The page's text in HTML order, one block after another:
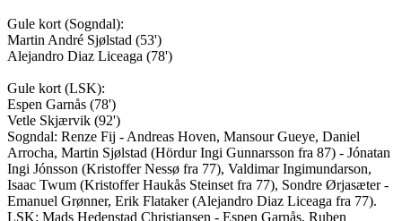
Gule kort (Sogndal):
Martin André Sjølstad (53')
Alejandro Diaz Liceaga (78')
Gule kort (LSK):
Espen Garnås (78')
Vetle Skjærvik (92')
Sogndal: Renze Fij - Andreas Hoven, Mansour Gueye, Daniel
Arrocha, Martin Sjølstad (Hördur Ingi Gunnarsson fra 87) - Jónatan
Ingi Jónsson (Kristoffer Nessø fra 77), Valdimar Ingimundarson,
Isaac Twum (Kristoffer Haukås Steinset fra 77), Sondre Ørjasæter -
Emanuel Grønner, Erik Flataker (Alejandro Diaz Liceaga fra 77).
LSK: Mads Hedenstad Christiansen - Espen Garnås, Ruben